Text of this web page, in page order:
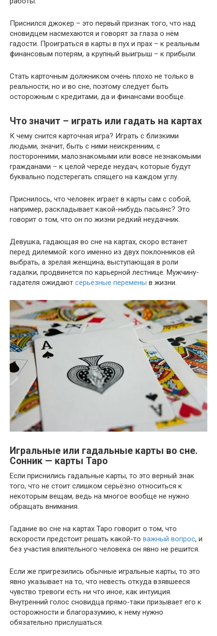
Приснился джокер – это первый признак того, что над
сновидцем насмехаются и говорят за глаза о нём
гадости. Проиграться в карты в пух и прах – к реальным
финансовым потерям, а крупный выигрыш – к прибыли.
Стать карточным должником очень плохо не только в
реальности, но и во сне, поэтому следует быть
осторожным с кредитами, да и финансами вообще.
Что значит – играть или гадать на картах
К чему снится карточная игра? Играть с близкими
людьми, значит, быть с ними неискренним, с
посторонними, малознакомыми или вовсе незнакомыми
гражданами – к целой череде неудач, которые будут
буквально подстерегать спящего на каждом углу.
Приснилось, что человек играет в карты сам с собой,
например, раскладывает какой-нибудь пасьянс? Это
говорит о том, что он по жизни редкий неудачник.
Девушка, гадающая во сне на картах, скоро встанет
перед дилеммой: кого именно из двух поклонников ей
выбрать, а зрелая женщина, выступающая в роли
гадалки, продвинется по карьерной лестнице. Мужчину-
гадателя ожидают серьёзные перемены в жизни.
Игральные или гадальные карты во сне.
Сонник — карты Таро
Если приснились гадальные карты, то это верный знак
того, что не стоит слишком серьёзно относиться к
некоторым вещам, ведь на многое вообще не нужно
обращать внимания.
Гадание во сне на картах Таро говорит о том, что
вскорости предстоит решать какой-то важный вопрос, и
без участия влиятельного человека он явно не решится.
Если же пригрезились обычные игральные карты, то это
явно указывает на то, что невесть откуда взявшееся
чувство тревоги есть ни что иное, как интуиция.
Внутренний голос сновидца прямо-таки призывает его к
осторожности и благоразумию, к нему нужно
обязательно прислушаться.